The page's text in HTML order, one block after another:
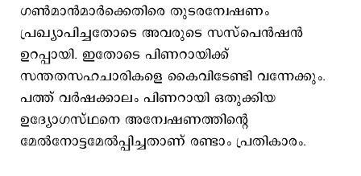
ഗണ്‍മാന്‍മാര്‍ക്കെതിരെ തുടരന്വേഷണം
പ്രഖ്യാപിച്ചതോടെ അവരുടെ സസ്പെന്‍ഷന്‍
ഉറപ്പായി. ഇതോടെ പിണറായിക്ക്
സന്തതസഹചാരികളെ കൈവിടേണ്ടി വന്നേക്കും.
പത്ത് വര്‍ഷക്കാലം പിണറായി ഒതുക്കിയ
ഉദ്യോഗസ്ഥനെ അന്വേഷണത്തിന്‍റെ
മേല്‍നോട്ടമേല്‍പ്പിച്ചതാണ് രണ്ടാം പ്രതികാരം.